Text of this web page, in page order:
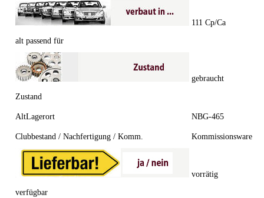
alt passend für
111 Cp/Ca
Zustand
gebraucht
AltLagerort NBG-465
Clubbestand / Nachfertigung / Komm. Kommissionsware
verfügbar
vorrätig